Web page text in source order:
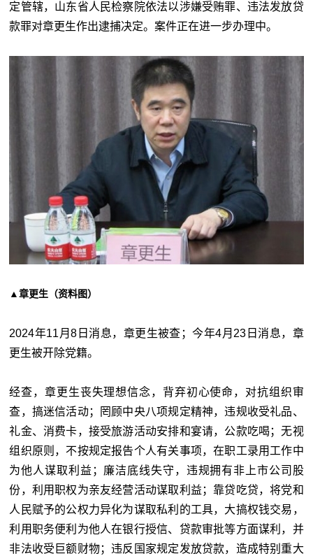
定管辖，山东省人民检察院依法以涉嫌受贿罪、违法发放贷
款罪对章更生作出逮捕决定。案件正在进一步办理中。
▲章更生（资料图）
2024年11月8日消息，章更生被查；今年4月23日消息，章
更生被开除党籍。
经查，章更生丧失理想信念，背弃初心使命，对抗组织审
查，搞迷信活动；罔顾中央八项规定精神，违规收受礼品、
礼金、消费卡，接受旅游活动安排和宴请，公款吃喝；无视
组织原则，不按规定报告个人有关事项，在职工录用工作中
为他人谋取利益；廉洁底线失守，违规拥有非上市公司股
份，利用职权为亲友经营活动谋取利益；靠贷吃贷，将党和
人民赋予的公权力异化为谋取私利的工具，大搞权钱交易，
利用职务便利为他人在银行授信、贷款审批等方面谋利，并
非法收受巨额财物；违反国家规定发放贷款，造成特别重大